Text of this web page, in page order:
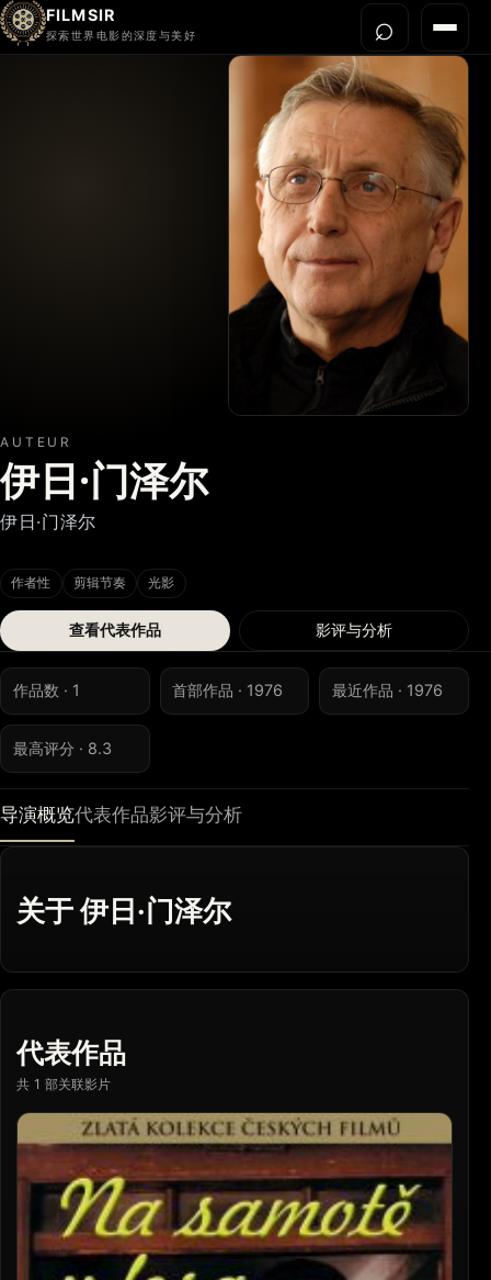
FILMSIR
探索世界电影的深度与美好 菜单
⌕打开
AUTEUR
伊日·门泽尔
伊日·门泽尔
作者性 剪辑节奏 光影
查看代表作品 影评与分析
作品数 · 1 首部作品 · 1976 最近作品 · 1976
最高评分 · 8.3
导演概览代表作品影评与分析
关于 伊日·门泽尔
代表作品
共 1 部关联影片